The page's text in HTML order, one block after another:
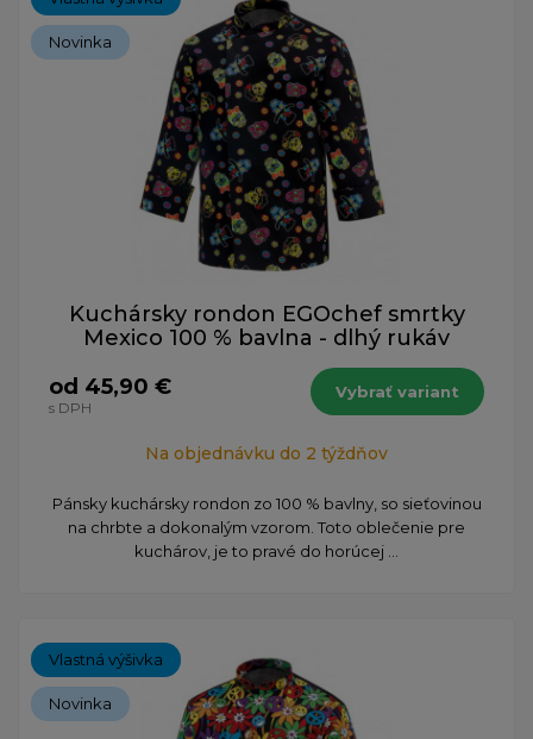
Novinka
Kuchársky rondon EGOchef smrtky
Mexico 100 % bavlna - dlhý rukáv
od 45,90 €
s DPH
Vybrať variant
Na objednávku do 2 týždňov
Pánsky kuchársky rondon zo 100 % bavlny, so sieťovinou
na chrbte a dokonalým vzorom. Toto oblečenie pre
kuchárov, je to pravé do horúcej ...
Vlastná výšivka
Novinka